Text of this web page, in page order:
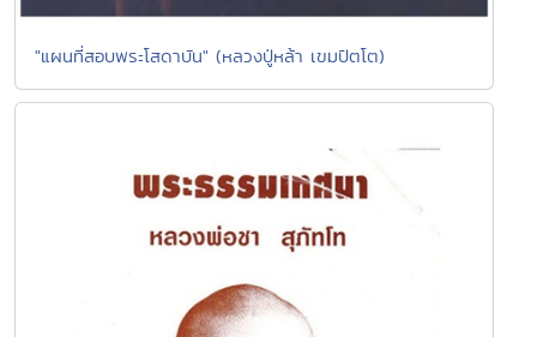
"แผนที่สอบพระโสดาบัน" (หลวงปู่หล้า เขมปัตโต)